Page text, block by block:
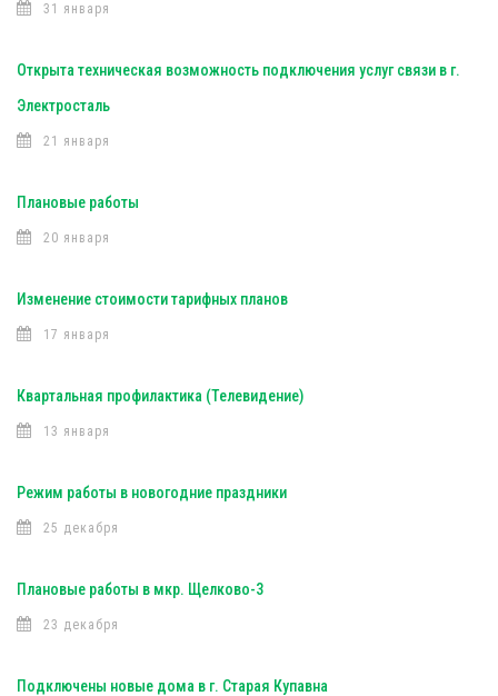
31 января
Открыта техническая возможность подключения услуг связи в г.
Электросталь
21 января
Плановые работы
20 января
Изменение стоимости тарифных планов
17 января
Квартальная профилактика (Телевидение)
13 января
Режим работы в новогодние праздники
25 декабря
Плановые работы в мкр. Щелково-3
23 декабря
Подключены новые дома в г. Старая Купавна